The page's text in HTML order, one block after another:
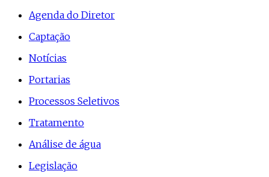
Agenda do Diretor
Captação
Notícias
Portarias
Processos Seletivos
Tratamento
Análise de água
Legislação